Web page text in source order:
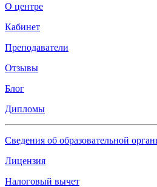
О центре
Кабинет
Преподаватели
Отзывы
Блог
Дипломы
Сведения об образовательной
Лицензия
Налоговый вычет